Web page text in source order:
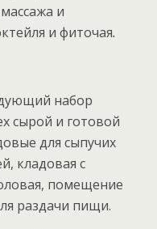
и
и фиточая.
набор
сырой и готовой
для сыпучих
кладовая с
помещение
раздачи пищи.